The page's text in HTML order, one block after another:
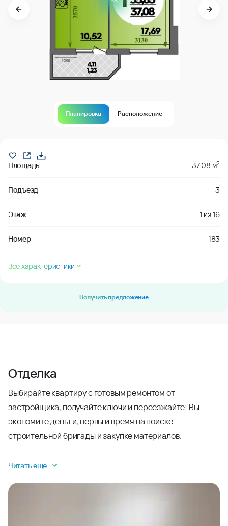
Планировка Расположение
Площадь 37.08 м2
Подъезд 3
Этаж 1 из16
Номер 183
Все характеристики
Получить предложение
Отделка
Выбирайте квартиру с готовым ремонтом от
застройщика, получайте ключи и переезжайте! Вы
экономите деньги, нервы и время на поиске
строительной бригады и закупке материалов.
Читать еще